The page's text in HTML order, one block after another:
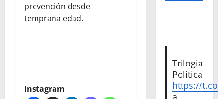
prevención desde
temprana edad.
Instagram
Trilogia
Politica
https://